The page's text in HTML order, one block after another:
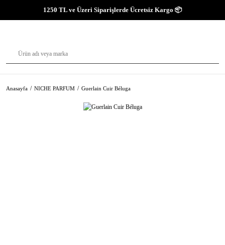
1250 TL ve Üzeri Siparişlerde Ücretsiz Kargo 📦
Anasayfa NICHE PARFUM Guerlain Cuir Béluga